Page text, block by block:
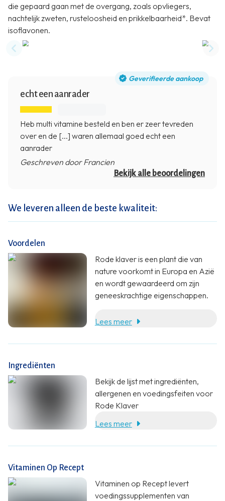
die gepaard gaan met de overgang, zoals opvliegers,
nachtelijk zweten, rusteloosheid en prikkelbaarheid*. Bevat
isoflavonen.
Previous slide
Geverifieerde aankoop
echt een aanrader
Heb multi vitamine besteld en ben er zeer tevreden
over en de [...] waren allemaal goed echt een
aanrader
Geschreven door Francien
Bekijk alle beoordelingen
We leveren alleen de beste kwaliteit:
Voordelen
Rode klaver is een plant die van
nature voorkomt in Europa en Azië
en wordt gewaardeerd om zijn
geneeskrachtige eigenschappen.
Lees meer
Ingrediënten
Bekijk de lijst met ingrediënten,
allergenen en voedingsfeiten voor
Rode Klaver
Lees meer
Vitaminen Op Recept
Vitaminen op Recept levert
voedingssupplementen van